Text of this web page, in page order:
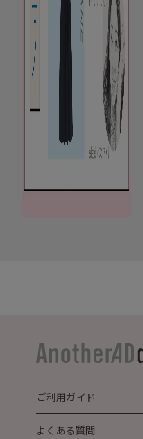
ご利用ガイド
よくある質問